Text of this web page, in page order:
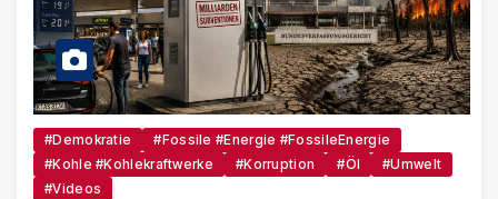
#Demokratie
#Fossile #Energie #FossileEnergie
#Kohle #Kohlekraftwerke
#Korruption #Öl
#Umwelt
#Videos